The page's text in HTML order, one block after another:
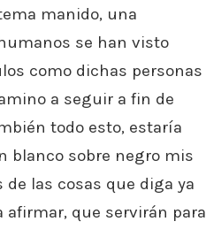
manido, una
se han visto
como dichas personas
a seguir a fin de
todo esto, estaría
blanco sobre negro mis
las cosas que diga ya
afirmar, que servirán para